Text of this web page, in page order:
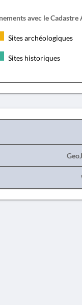
avec le Cadastre
Sites archéologiques
Sites historiques